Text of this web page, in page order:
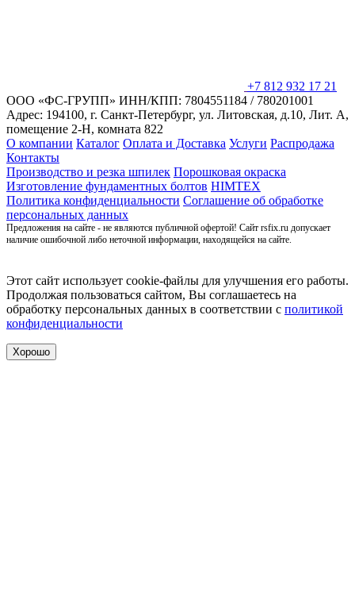
+7 812 932 17 21
ООО «ФС-ГРУПП» ИНН/КПП: 7804551184 / 780201001
Адрес: 194100, г. Санкт-Петербург, ул. Литовская, д.10, Лит. А,
помещение 2-Н, комната 822
О компании Каталог Оплата и Доставка Услуги Распродажа
Контакты
Производство и резка шпилек Порошковая окраска
Изготовление фундаментных болтов HIMTEX
Политика конфиденциальности Соглашение об обработке
персональных данных
Предложения на сайте - не являются публичной офертой! Сайт rsfix.ru допускает
наличие ошибочной либо неточной информации, находящейся на сайте.
Этот сайт использует cookie-файлы для улучшения его работы.
Продолжая пользоваться сайтом, Вы соглашаетесь на
обработку персональных данных в соответствии с политикой
конфиденциальности
Хорошо